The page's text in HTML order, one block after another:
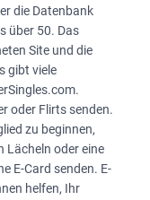
die Datenbank
über 50. Das
Site und die
gibt viele
oder Flirts senden.
zu beginnen,
Lächeln oder eine
E-Card senden. E-
helfen, Ihr